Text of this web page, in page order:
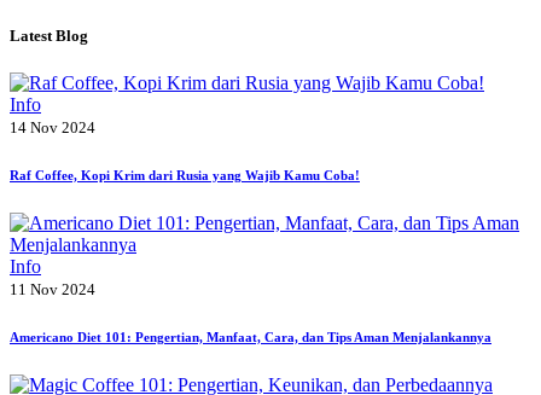
Latest Blog
Info
14 Nov 2024
Raf Coffee, Kopi Krim dari Rusia yang Wajib Kamu Coba!
Info
11 Nov 2024
Americano Diet 101: Pengertian, Manfaat, Cara, dan Tips Aman Menjalankannya